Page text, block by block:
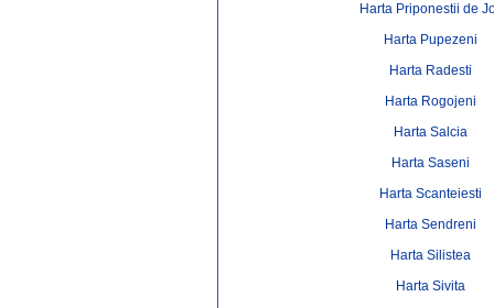
Harta Priponestii de
Harta Pupezeni
Harta Radesti
Harta Rogojeni
Harta Salcia
Harta Saseni
Harta Scanteiesti
Harta Sendreni
Harta Silistea
Harta Sivita